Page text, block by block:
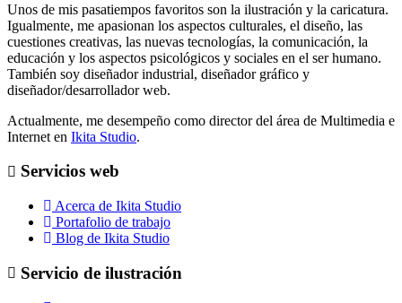
Unos de mis pasatiempos favoritos son la ilustración y la caricatura.
Igualmente, me apasionan los aspectos culturales, el diseño, las
cuestiones creativas, las nuevas tecnologías, la comunicación, la
educación y los aspectos psicológicos y sociales en el ser humano.
También soy diseñador industrial, diseñador gráfico y
diseñador/desarrollador web.
Actualmente, me desempeño como director del área de Multimedia e
Internet en Ikita Studio.
Servicios web
Acerca de Ikita Studio
Portafolio de trabajo
Blog de Ikita Studio
Servicio de ilustración